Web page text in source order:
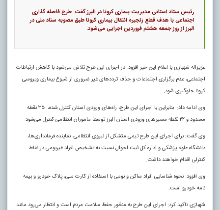
رئیس ستاد استانی مدیریت بیماری کرونا در البرز گفت: طرح فاصله گذاری
اجتماعی با هدف قطع زنجیره انتقال بیماری کرونا طبق مصوبه ستاد ملی در
البرز از روز جمعه هشتم فروردین اجرایی می‌شود.
عزیزاله شهبازی با اعلام این خبر افزود: در اجرای این طرح تلاش می‌شود با کاهش ارتباطات
اجتماعی، عدم برگزاری اجتماعات و حذف ترددهای غیر ضروری از شیوع بیماری ویروسی
کرونا جلوگیری شود.
وی ادامه داد: بنابراین با اجرای این طرح، راه‌های ورودی استان کنترل شده، ۳۵ نقطه
مسدود و ۲۲ نقطه مسیرهای ورودی استان البرز توسط ماموران انتظامی کنترل می‌شود.
وی گفت: برای اجرای این طرح تیمی متشکل از نیروی انتظامی، نماینده فرمانداری‌ها،
دانشگاه علوم پزشکی و اداره کل ثبت احوال نسبت به تشخیص افراد غیربومی در نقاط
کنترلی اقدام خواهند داشت.
وی افزود: نحوه شناسایی افراد ساکن و بومی با استفاده از کارت ملی، پلاک خودرو و بیمه
نامه خودرو است.
شهبازی تاکید کرد: اجرای این طرح به منظور حفظ سلامت مردم است و انتظار می‌رود مانند